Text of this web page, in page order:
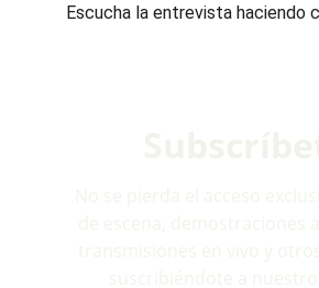
Escucha la entrevista haciendo